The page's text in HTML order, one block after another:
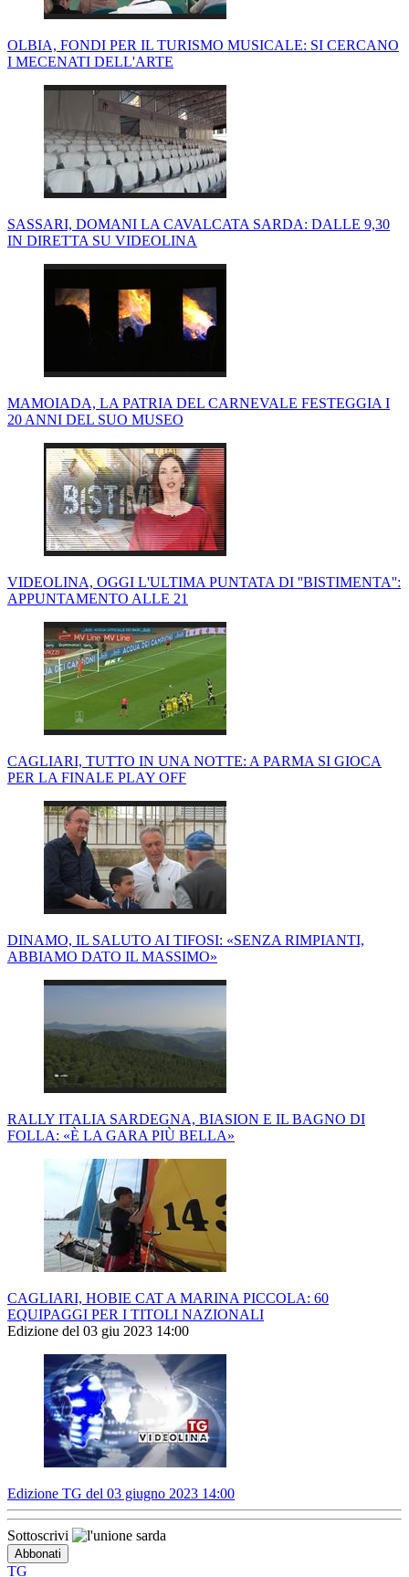
OLBIA, FONDI PER IL TURISMO MUSICALE: SI CERCANO
I MECENATI DELL'ARTE
SASSARI, DOMANI LA CAVALCATA SARDA: DALLE 9,30
IN DIRETTA SU VIDEOLINA
MAMOIADA, LA PATRIA DEL CARNEVALE FESTEGGIA I
20 ANNI DEL SUO MUSEO
VIDEOLINA, OGGI L'ULTIMA PUNTATA DI ''BISTIMENTA'':
APPUNTAMENTO ALLE 21
CAGLIARI, TUTTO IN UNA NOTTE: A PARMA SI GIOCA
PER LA FINALE PLAY OFF
DINAMO, IL SALUTO AI TIFOSI: «SENZA RIMPIANTI,
ABBIAMO DATO IL MASSIMO»
RALLY ITALIA SARDEGNA, BIASION E IL BAGNO DI
FOLLA: «È LA GARA PIÙ BELLA»
CAGLIARI, HOBIE CAT A MARINA PICCOLA: 60
EQUIPAGGI PER I TITOLI NAZIONALI
Edizione del 03 giu 2023 14:00
Edizione TG del 03 giugno 2023 14:00
Sottoscrivi
TG